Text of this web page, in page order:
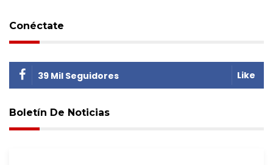
Conéctate
39 Mil Seguidores Like
Boletín De Noticias